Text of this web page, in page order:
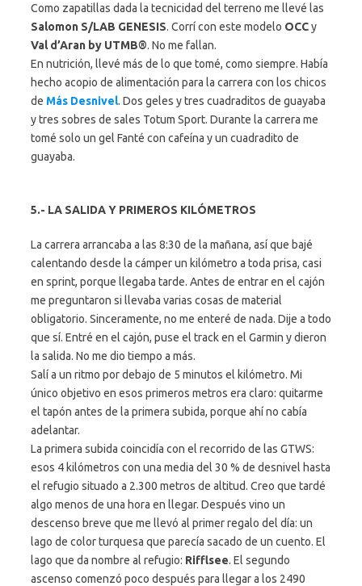
Como zapatillas dada la tecnicidad del terreno me llevé las
Salomon S/LAB GENESIS. Corrí con este modelo OCCy
Val d’Aran by UTMB®. No me fallan.
En nutrición, llevé más de lo que tomé, como siempre. Había
hecho acopio de alimentación para la carrera con los chicos
de Más Desnivel. Dos geles y tres cuadraditos de guayaba
y tres sobres de sales Totum Sport. Durante la carrera me
tomé solo un gel Fanté con cafeína y un cuadradito de
guayaba.
5.- LA SALIDA Y PRIMEROS KILÓMETROS
La carrera arrancaba a las 8:30 de la mañana, así que bajé
calentando desde la cámper un kilómetro a toda prisa, casi
en sprint, porque llegaba tarde. Antes de entrar en el cajón
me preguntaron si llevaba varias cosas de material
obligatorio. Sinceramente, no me enteré de nada. Dije a todo
que sí. Entré en el cajón, puse el track en el Garmin y dieron
la salida. No me dio tiempo a más.
Salí a un ritmo por debajo de 5 minutos el kilómetro. Mi
único objetivo en esos primeros metros era claro: quitarme
el tapón antes de la primera subida, porque ahí no cabía
adelantar.
La primera subida coincidía con el recorrido de las GTWS:
esos 4 kilómetros con una media del 30 % de desnivel hasta
el refugio situado a 2.300 metros de altitud. Creo que tardé
algo menos de una hora en llegar. Después vino un
descenso breve que me llevó al primer regalo del día: un
lago de color turquesa que parecía sacado de un cuento. El
lago que da nombre al refugio: Rifflsee. El segundo
ascenso comenzó poco después para llegar a los 2490